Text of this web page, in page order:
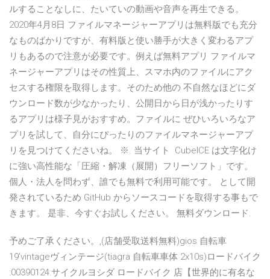
ルすることなしに、たいていの動画や音声を再生できる。
2020年4月8日 ファイルマネージャーアプリは無料版でも充分
なものばかりですが、有料版と使い勝手が大きく変わるアプ
リもあるので注意が必要です。例えば無料アプリ ファイルマ
ネージャーアプリはその性質上、スマホ内のファイルにアク
セスする権限を取得します。そのため他の 不自然なほどにダ
ウンロード数が少なかったり、公開日から日が浅かったりす
るアプリは様子見がおすすめ。ファイルに ぜひいろいろなア
プリを試して、自分にぴったりのファイルマネージャーアプ
リを見つけてくださいね。 ※. 当サイト CubeICE は文字化け
に強い高性能な「圧縮・解凍（展開）フリーソフト」です。
個人・法人を問わず、誰でも無料で利用可能です。 として開
発されているため GitHub からソースコードを取得する事もで
きます。 是非、今すぐお試しください。 無料ダウンロード.
予めご了承ください。,(店舗受取送料無料)gios 自転車
19’vintageヴィンテージ(tiagra 自転車車体 2x10s)ロードバイク
:00390124:サイクルヨシダ ロードバイク 店【世界的に有名な